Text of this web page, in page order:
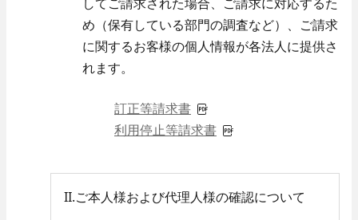
め（保有している部門の調査など）、ご請求
に関するお客様の個人情報が各法人に提供さ
れます。
訂正等請求書
利用停止等請求書
II.ご本人様および代理人様の確認について